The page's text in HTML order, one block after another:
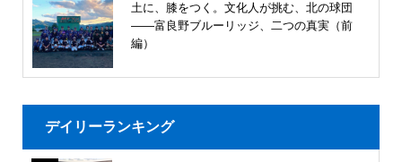
土に、膝をつく。文化人が挑む、北の球団
――富良野ブルーリッジ、二つの真実（前
編）
デイリーランキング